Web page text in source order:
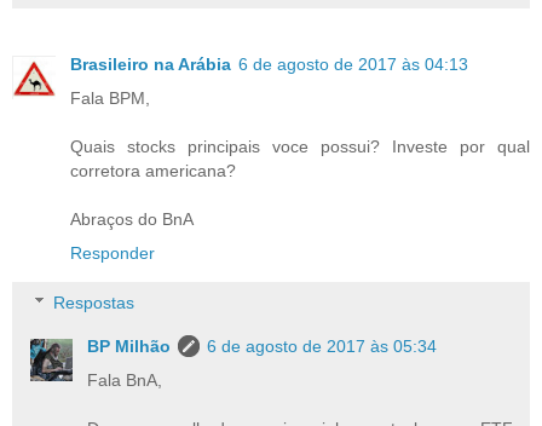
Brasileiro na Arábia 6 de agosto de 2017 às 04:13
Fala BPM,
Quais stocks principais voce possui? Investe por qual
corretora americana?
Abraços do BnA
Responder
Respostas
BP Milhão
6 de agosto de 2017 às 05:34
Fala BnA,